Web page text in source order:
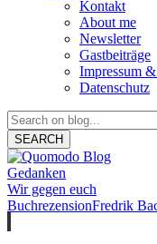
Kontakt
About me
Newsletter
Gastbeiträge
Impressum
Datenschutz
SEARCH
Gedanken
Wir gegen euch
BuchrezensionFredrik